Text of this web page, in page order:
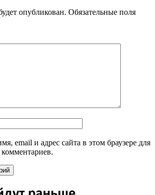
опубликован. Обязательные поля
email и адрес сайта в этом браузере для